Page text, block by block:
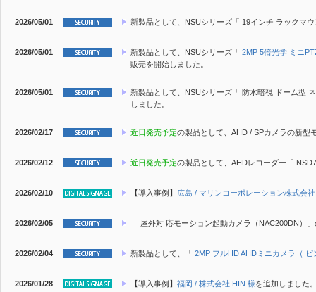
2026/05/01 新製品として、NSUシリーズ「 19インチ ラックマ
2026/05/01 新製品として、NSUシリーズ「 2MP 5倍光学 ミニ
販売を開始しました。
2026/05/01 新製品として、NSUシリーズ「 防水暗視 ドーム型
しました。
2026/02/17 近日発売予定の製品として、AHD / SPカメラの新型
2026/02/12 近日発売予定の製品として、AHDレコーダー「
2026/02/10 【導入事例】 広島 / マリンコーポレーション株式会
2026/02/05 「 屋外対 応モーション起動カメラ（NAC200DN）
2026/02/04 新製品として、「 2MP フルHD AHDミニカメラ（ ピ
2026/01/28 【導入事例】 福岡 / 株式会社 HIN 様を追加しました